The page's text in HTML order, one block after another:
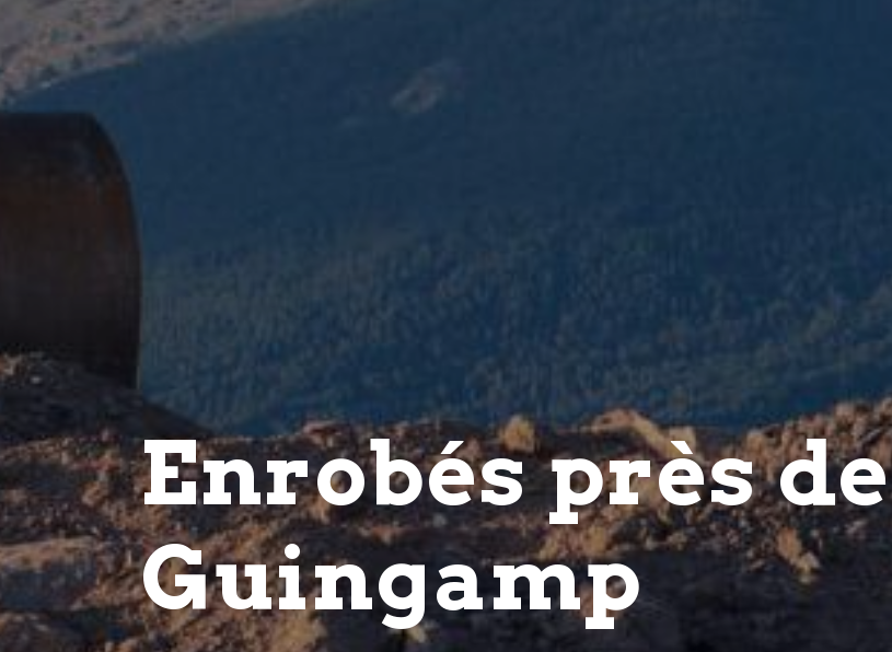
Enrobés près de
Guingamp